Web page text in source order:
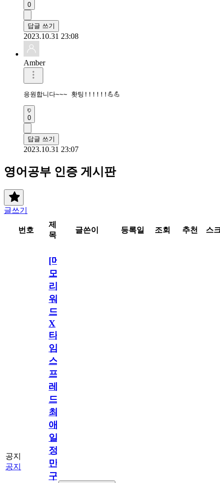
0
답글 쓰기
2023.10.31 23:08
Amber
응원합니다~~~ 홧팅!!!!!!💪💪
0
답글 쓰기
2023.10.31 23:07
영어공부 인증 게시판
글쓰기
번호
제
목
글쓴이 등록일 조회 추천 스
공지
공지
[메
모
리
워
드
X
타
임
스
프
레
드]
최
애
일
정
만
구